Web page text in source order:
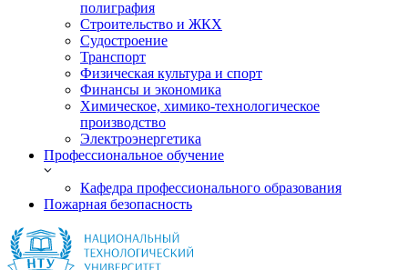
полиграфия
Строительство и ЖКХ
Судостроение
Транспорт
Физическая культура и спорт
Финансы и экономика
Химическое, химико-технологическое
производство
Электроэнергетика
Профессиональное обучение
Кафедра профессионального образования
Пожарная безопасность